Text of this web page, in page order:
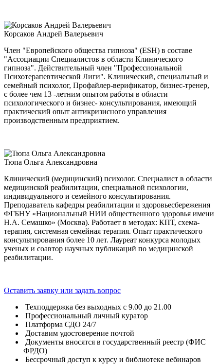
Корсаков Андрей Валерьевич
Член "Европейского общества гипноза" (ESH) в составе
"Ассоциации Специалистов в области Клинического
гипноза". Действительный член "Профессиональной
Психотерапевтической Лиги". Клинический, специальный и
семейный психолог, Профайлер-верификатор, бизнес-тренер,
с более чем 13 -летним опытом работы в области
психологического и бизнес- консультирования, имеющий
практический опыт антикризисного управления
производственным предприятием.
Тюпа Ольга Александровна
Клинический (медицинский) психолог. Специалист в области
медицинской реабилитации, специальной психологии,
индивидуального и семейного консультирования.
Преподаватель кафедры реабилитации и здоровьесбережения
ФГБНУ «Национальный НИИ общественного здоровья имени
Н.А. Семашко» (Москва). Работает в методах: КПТ, схема-
терапия, системная семейная терапия. Опыт практического
консультирования более 10 лет. Лауреат конкурса молодых
ученых и соавтор научных публикаций по медицинской
реабилитации.
Оставить заявку или задать вопрос
Техподдержка без выходных с 9.00 до 21.00
Профессиональный личный куратор
Платформа СДО 24/7
Доставим удостоверение почтой
Документы вносятся в государственный реестр (ФИС
ФРДО)
Бессрочный доступ к курсу и библиотеке вебинаров